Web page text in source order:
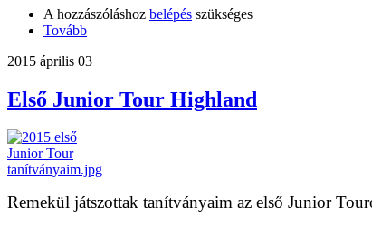
A hozzászóláshoz belépés szükséges
Tovább
2015 április 03
Első Junior Tour Highland
Remekül játszottak tanítványaim az első Junior